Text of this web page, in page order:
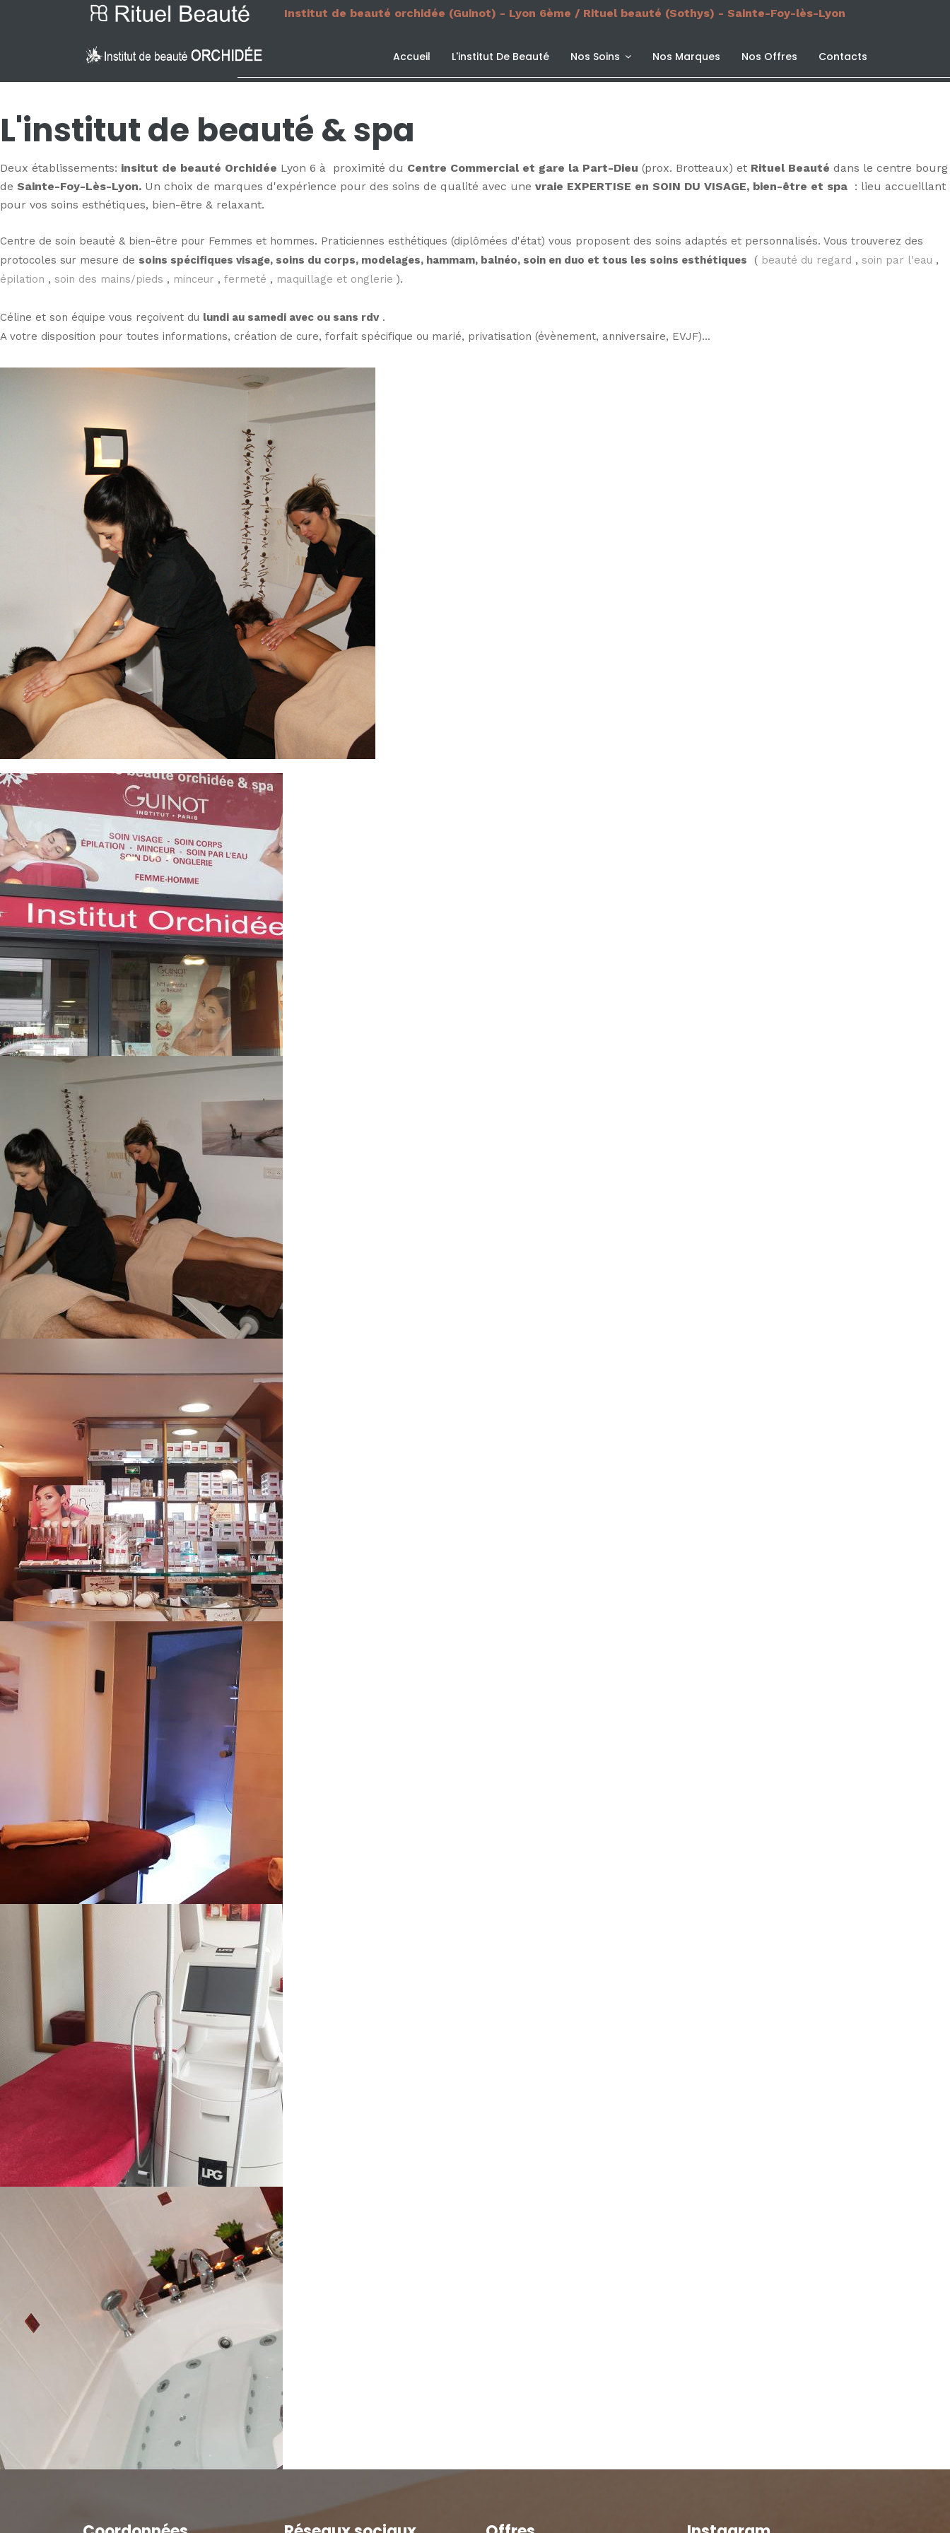
Institut de beauté orchidée (Guinot) - Lyon 6ème / Rituel beauté (Sothys) - Sainte-Foy-lès-Lyon
Accueil L'institut De Beauté Nos Soins Nos Marques Nos Offres Contacts
L'institut de beauté & spa
Deux établissements: insitut de beauté Orchidée Lyon 6 à proximité du Centre Commercial et gare la Part-Dieu (prox. Brotteaux) et Rituel Beauté dans le centre bourg
de Sainte-Foy-Lès-Lyon. Un choix de marques d'expérience pour des soins de qualité avec une vraie EXPERTISE en SOIN DU VISAGE, bien-être et spa : lieu accueillant
pour vos soins esthétiques, bien-être & relaxant.
Centre de soin beauté & bien-être pour Femmes et hommes. Praticiennes esthétiques (diplômées d'état) vous proposent des soins adaptés et personnalisés. Vous trouverez des
protocoles sur mesure de soins spécifiques visage, soins du corps, modelages, hammam, balnéo, soin en duo et tous les soins esthétiques ( beauté du regard , soin par l'eau ,
épilation , soin des mains/pieds , minceur , fermeté , maquillage et onglerie ).
Céline et son équipe vous reçoivent du lundi au samedi avec ou sans rdv.
A votre disposition pour toutes informations, création de cure, forfait spécifique ou marié, privatisation (évènement, anniversaire, EVJF)...